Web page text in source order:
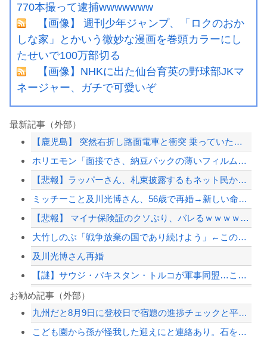
770本撮って逮捕wwwwwww
【画像】 週刊少年ジャンプ、「ロクのおか
しな家」とかいう微妙な漫画を巻頭カラーにし
たせいで100万部切る
【画像】NHKに出た仙台育英の野球部JKマ
ネージャー、ガチで可愛いぞ
最新記事（外部）
【鹿児島】 突然右折し路面電車と衝突 乗っていた男女3人は車を放置しダッシュで逃...
ホリエモン「面接でさ、納豆パックの薄いフィルムって何のために入っていの？って聞く...
【悲報】ラッパーさん、札束披露するもネット民から「新社会人の初ボーナスくらいしか...
ミッチーこと及川光博さん、56歳で再婚→新しい命まで授かるｗｗｗｗｗ
【悲報】 マイナ保険証のクソぶり、バレるｗｗｗｗｗｗｗｗｗ
大竹しのぶ「戦争放棄の国であり続けよう」←この投稿が話題に
及川光博さん再婚
【謎】サウジ・パキスタン・トルコが軍事同盟…これどこと戦う気？
ジャンポケ斎藤と代理人のやりとり、「地獄すぎて完全にコントになってる……」と衝撃...
［社説］永住厳格化で外国人の定着意欲をそぐな
お勧め記事（外部）
九州だと8月9日に登校日で宿題の進捗チェックと平和学習やってたけど他の地域はやら...
こども園から孫が怪我した迎えにと連絡あり。石をどかしてミミズ集め足の上に石を落と...